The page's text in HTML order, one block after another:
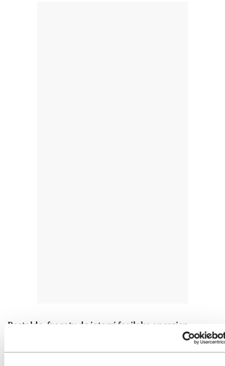
Bestalde, frogatu da jatorri fosileko energien
erabileraren ondorioz isuritako berotegi eragina
duten gasek (CO2-ak kasu) areagotu dutela klima